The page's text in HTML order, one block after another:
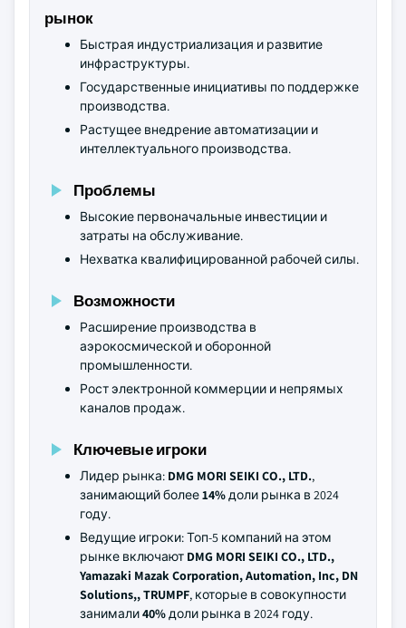
рынок
Быстрая индустриализация и развитие
инфраструктуры.
Государственные инициативы по поддержке
производства.
Растущее внедрение автоматизации и
интеллектуального производства.
Проблемы
Высокие первоначальные инвестиции и
затраты на обслуживание.
Нехватка квалифицированной рабочей силы.
Возможности
Расширение производства в
аэрокосмической и оборонной
промышленности.
Рост электронной коммерции и непрямых
каналов продаж.
Ключевые игроки
Лидер рынка: DMG MORI SEIKI CO., LTD.,
занимающий более14%доли рынка в 2024
году.
Ведущие игроки: Топ-5 компаний на этом
рынке включают DMG MORI SEIKI CO., LTD.,
Yamazaki Mazak Corporation, Automation, Inc, DN
Solutions,, TRUMPF, которые в совокупности
занимали40%доли рынка в 2024 году.